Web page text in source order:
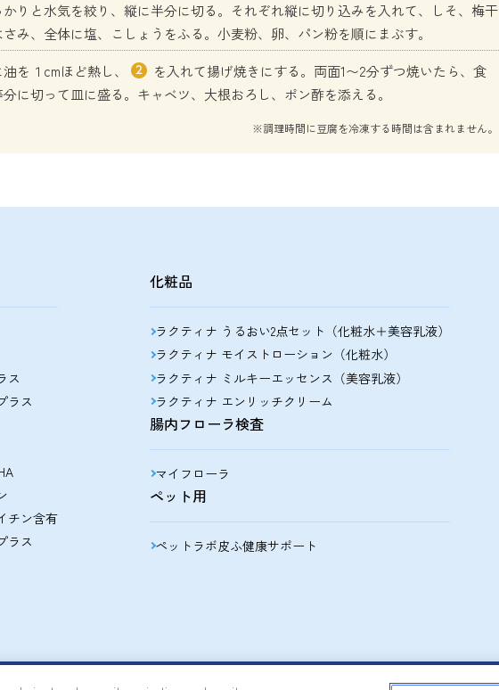
りと水気を絞り、縦に半分に切る。それぞれ縦に切り込みを入れて、しそ、梅干
み、全体に塩、こしょうをふる。小麦粉、卵、パン粉を順にまぶす。
を１cmほど熱し、
を入れて揚げ焼きにする。両面1〜2分ずつ焼いたら、食
に切って皿に盛る。キャベツ、大根おろし、ポン酢を添える。
※調理時間に豆腐を冷凍する時間は含まれません。
ス
ラス
チン含有
ラス
化粧品
ラクティナ うるおい2点セット（化粧水＋美容乳液）
ラクティナ モイストローション（化粧水）
ラクティナ ミルキーエッセンス（美容乳液）
ラクティナ エンリッチクリーム
腸内フローラ検査
マイフローラ
ペット用
ペットラボ皮ふ健康サポート